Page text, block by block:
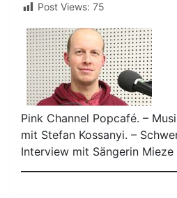
Post Views: 75
Pink Channel Popcafé. –
mit Stefan Kossanyi. –
Interview mit Sängerin Mieze